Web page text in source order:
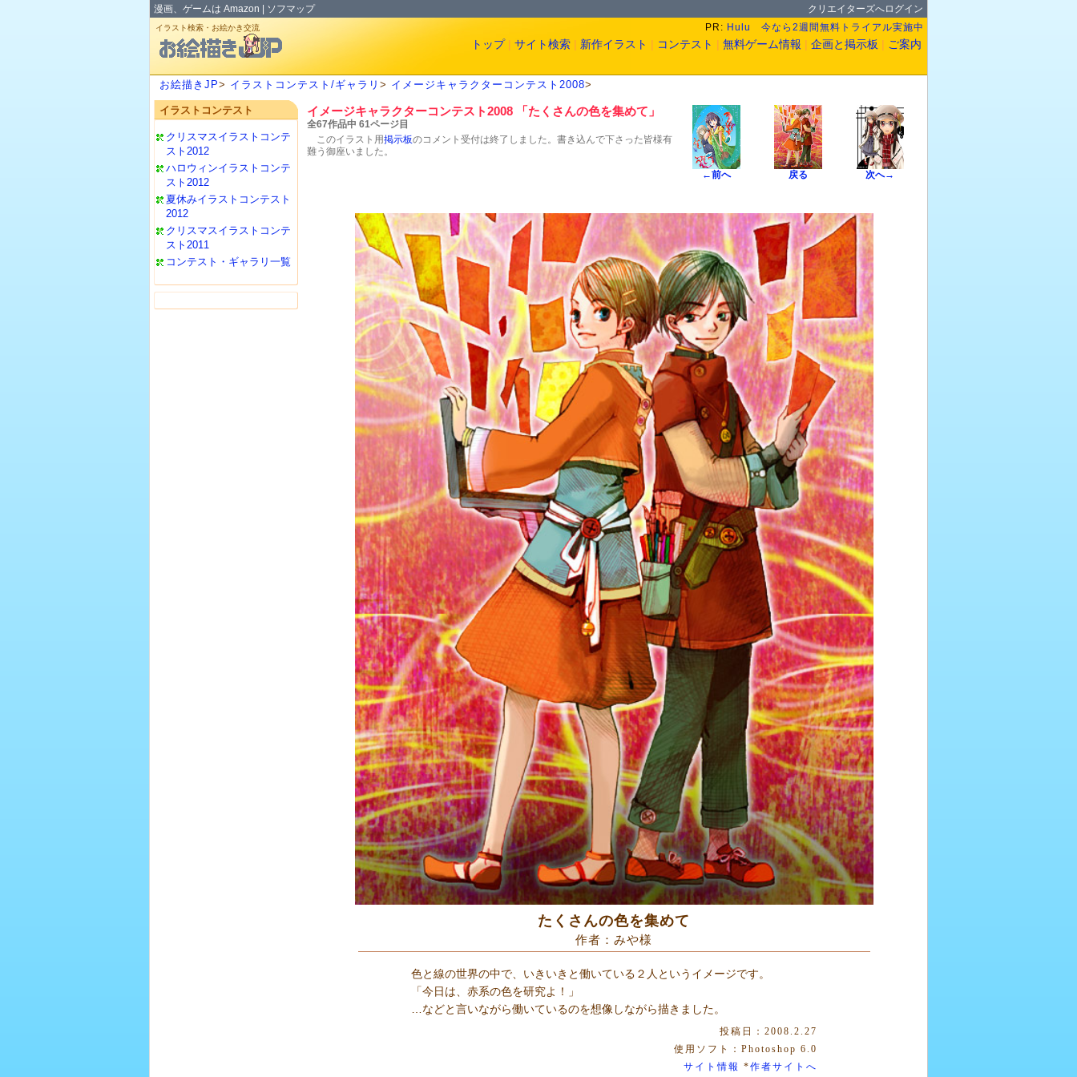
漫画、ゲームは Amazon ソフマップ クリエイターズへログイン
イラスト検索・お絵かき交流 PR: Hulu 今なら2週間無料トライアル実施中
トップ| サイト検索 | 新作イラスト | コンテスト | 無料ゲーム情報 | 企画と掲示板 | ご案内
お絵描きJP> イラストコンテスト/ギャラリ > イメージキャラクターコンテスト2008>
イラストコンテスト
クリスマスイラストコンテ
スト2012
ハロウィンイラストコンテ
スト2012
夏休みイラストコンテスト
2012
クリスマスイラストコンテ
スト2011
コンテスト・ギャラリ一覧
←前へ 戻る 次へ→
イメージキャラクターコンテスト2008 「たくさんの色を集めて」
全67作品中 61ページ目
このイラスト用掲示板のコメント受付は終了しました。書き込んで下さった皆様有
難う御座いました。
たくさんの色を集めて
作者：みや様
色と線の世界の中で、いきいきと働いている２人というイメージです。
「今日は、赤系の色を研究よ！」
…などと言いながら働いているのを想像しながら描きました。
投稿日：2008.2.27
使用ソフト：Photoshop 6.0
サイト情報 *作者サイトへ